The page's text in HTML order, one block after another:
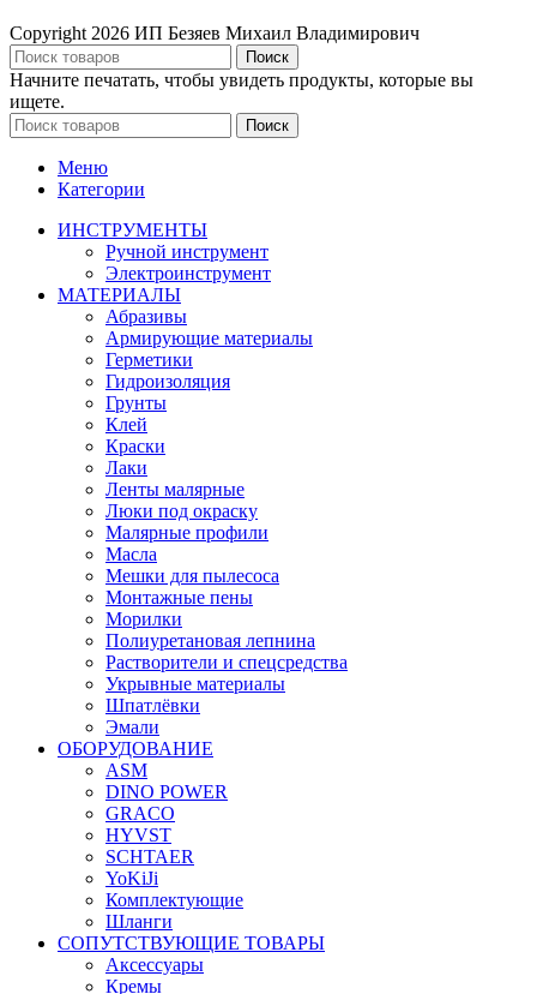
Copyright 2026 ИП Безяев Михаил Владимирович
Поиск
Начните печатать, чтобы увидеть продукты, которые вы
ищете.
Поиск
Меню
Категории
ИНСТРУМЕНТЫ
Ручной инструмент
Электроинструмент
МАТЕРИАЛЫ
Абразивы
Армирующие материалы
Герметики
Гидроизоляция
Грунты
Клей
Краски
Лаки
Ленты малярные
Люки под окраску
Малярные профили
Масла
Мешки для пылесоса
Монтажные пены
Морилки
Полиуретановая лепнина
Растворители и спецсредства
Укрывные материалы
Шпатлёвки
Эмали
ОБОРУДОВАНИЕ
ASM
DINO POWER
GRACO
HYVST
SCHTAER
YoKiJi
Комплектующие
Шланги
СОПУТСТВУЮЩИЕ ТОВАРЫ
Аксессуары
Кремы